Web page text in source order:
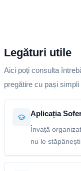
Legături utile
Aici poți consulta
pregătire cu pași simpli
Aplicația
Învață
nu le